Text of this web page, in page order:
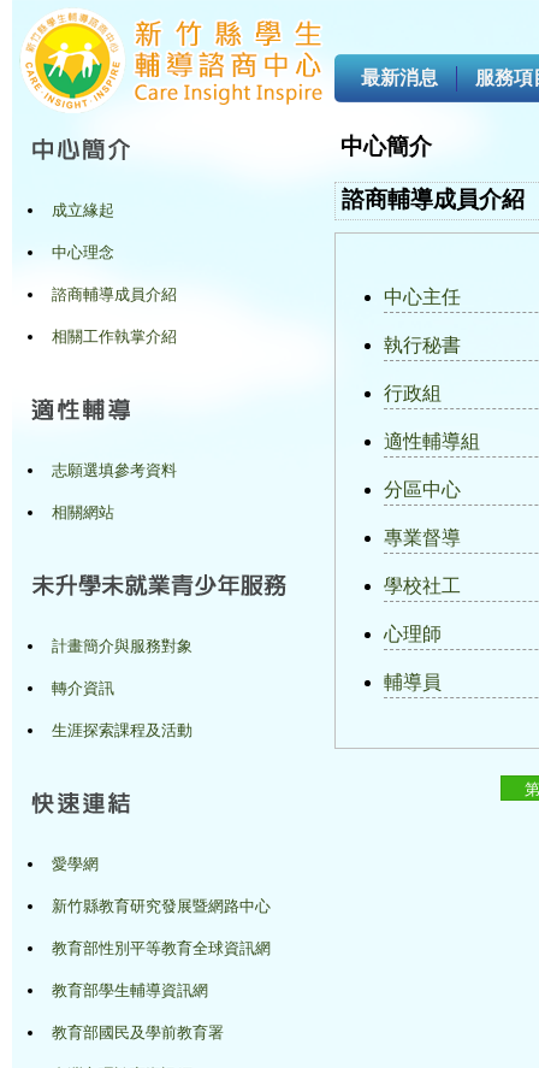
最新消息 服務項
成立緣起
中心理念
諮商輔導成員介紹
相關工作執掌介紹
志願選填參考資料
相關網站
計畫簡介與服務對象
轉介資訊
生涯探索課程及活動
愛學網
新竹縣教育研究發展暨網路中心
教育部性別平等教育全球資訊網
教育部學生輔導資訊網
教育部國民及學前教育署
中心簡介
諮商輔導成員介紹
中心主任
執行秘書
行政組
適性輔導組
分區中心
專業督導
學校社工
心理師
輔導員